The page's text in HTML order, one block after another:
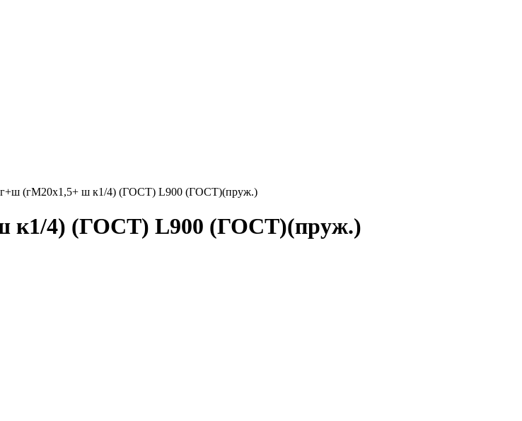
(гМ20х1,5+ ш к1/4) (ГОСТ) L900 (ГОСТ)(пруж.)
к1/4) (ГОСТ) L900 (ГОСТ)(пруж.)